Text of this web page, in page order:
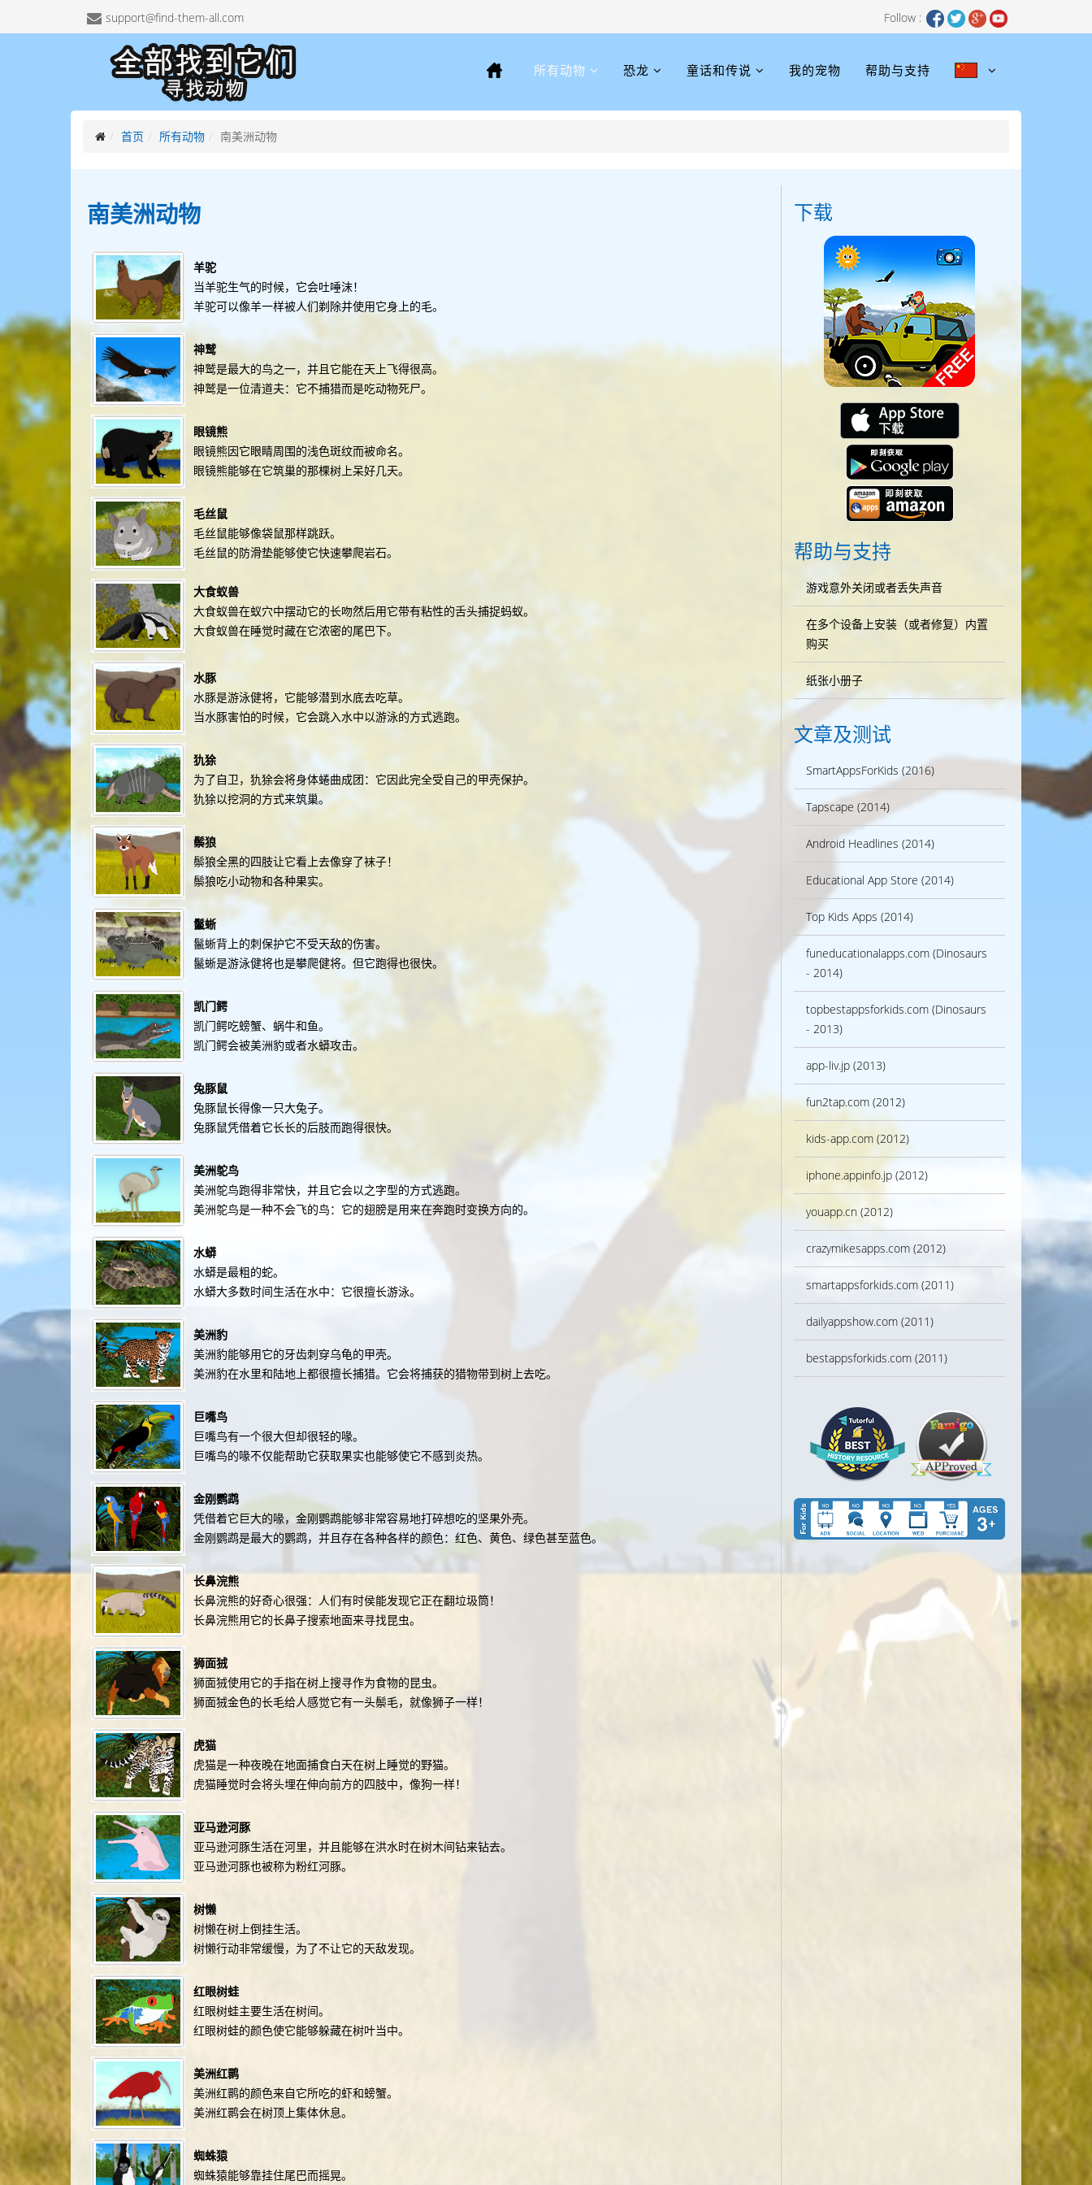
support@find-them-all.com Follow :
所有动物 恐龙 童话和传说 我的宠物 帮助与支持
首页 所有动物 南美洲动物
南美洲动物
羊驼
当羊驼生气的时候，它会吐唾沫！
羊驼可以像羊一样被人们剃除并使用它身上的毛。
神鹫
神鹫是最大的鸟之一，并且它能在天上飞得很高。
神鹫是一位清道夫：它不捕猎而是吃动物死尸。
眼镜熊
眼镜熊因它眼睛周围的浅色斑纹而被命名。
眼镜熊能够在它筑巢的那棵树上呆好几天。
毛丝鼠
毛丝鼠能够像袋鼠那样跳跃。
毛丝鼠的防滑垫能够使它快速攀爬岩石。
大食蚁兽
大食蚁兽在蚁穴中摆动它的长吻然后用它带有粘性的舌头捕捉蚂蚁。
大食蚁兽在睡觉时藏在它浓密的尾巴下。
水豚
水豚是游泳健将，它能够潜到水底去吃草。
当水豚害怕的时候，它会跳入水中以游泳的方式逃跑。
犰狳
为了自卫，犰狳会将身体蜷曲成团：它因此完全受自己的甲壳保护。
犰狳以挖洞的方式来筑巢。
鬃狼
鬃狼全黑的四肢让它看上去像穿了袜子！
鬃狼吃小动物和各种果实。
鬣蜥
鬣蜥背上的刺保护它不受天敌的伤害。
鬣蜥是游泳健将也是攀爬健将。但它跑得也很快。
凯门鳄
凯门鳄吃螃蟹、蜗牛和鱼。
凯门鳄会被美洲豹或者水蟒攻击。
兔豚鼠
兔豚鼠长得像一只大兔子。
兔豚鼠凭借着它长长的后肢而跑得很快。
美洲鸵鸟
美洲鸵鸟跑得非常快，并且它会以之字型的方式逃跑。
美洲鸵鸟是一种不会飞的鸟：它的翅膀是用来在奔跑时变换方向的。
水蟒
水蟒是最粗的蛇。
水蟒大多数时间生活在水中：它很擅长游泳。
美洲豹
美洲豹能够用它的牙齿刺穿乌龟的甲壳。
美洲豹在水里和陆地上都很擅长捕猎。它会将捕获的猎物带到树上去吃。
巨嘴鸟
巨嘴鸟有一个很大但却很轻的喙。
巨嘴鸟的喙不仅能帮助它获取果实也能够使它不感到炎热。
金刚鹦鹉
凭借着它巨大的喙，金刚鹦鹉能够非常容易地打碎想吃的坚果外壳。
金刚鹦鹉是最大的鹦鹉，并且存在各种各样的颜色：红色、黄色、绿色甚至蓝色。
长鼻浣熊
长鼻浣熊的好奇心很强：人们有时侯能发现它正在翻垃圾筒！
长鼻浣熊用它的长鼻子搜索地面来寻找昆虫。
狮面狨
狮面狨使用它的手指在树上搜寻作为食物的昆虫。
狮面狨金色的长毛给人感觉它有一头鬃毛，就像狮子一样！
虎猫
虎猫是一种夜晚在地面捕食白天在树上睡觉的野猫。
虎猫睡觉时会将头埋在伸向前方的四肢中，像狗一样！
亚马逊河豚
亚马逊河豚生活在河里，并且能够在洪水时在树木间钻来钻去。
亚马逊河豚也被称为粉红河豚。
树懒
树懒在树上倒挂生活。
树懒行动非常缓慢，为了不让它的天敌发现。
红眼树蛙
红眼树蛙主要生活在树间。
红眼树蛙的颜色使它能够躲藏在树叶当中。
美洲红鹮
美洲红鹮的颜色来自它所吃的虾和螃蟹。
美洲红鹮会在树顶上集体休息。
蜘蛛猿
蜘蛛猿能够靠挂住尾巴而摇晃。
下载
帮助与支持
游戏意外关闭或者丢失声音
在多个设备上安装（或者修复）内置
购买
纸张小册子
文章及测试
SmartAppsForKids (2016)
Tapscape (2014)
Android Headlines (2014)
Educational App Store (2014)
Top Kids Apps (2014)
funeducationalapps.com (Dinosaurs
- 2014)
topbestappsforkids.com (Dinosaurs
- 2013)
app-liv.jp (2013)
fun2tap.com (2012)
kids-app.com (2012)
iphone.appinfo.jp (2012)
youapp.cn (2012)
crazymikesapps.com (2012)
smartappsforkids.com (2011)
dailyappshow.com (2011)
bestappsforkids.com (2011)